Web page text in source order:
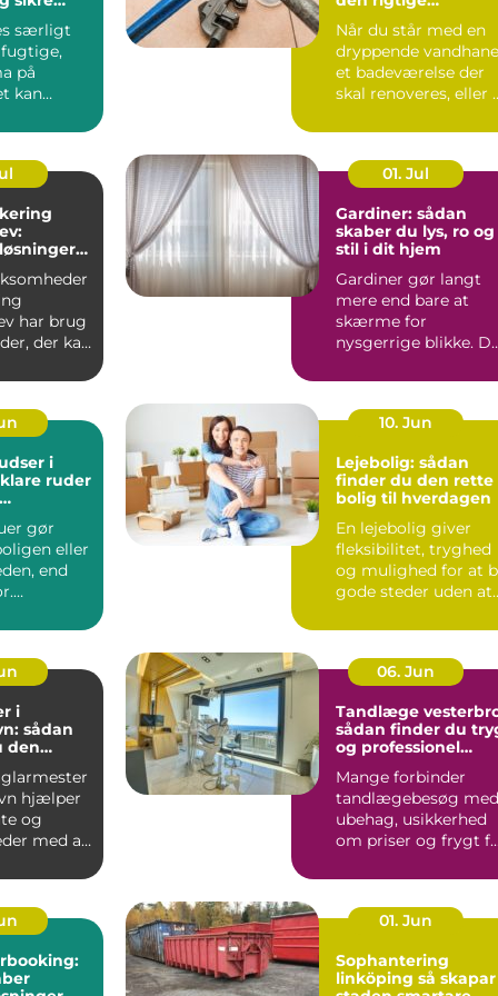
særligt
på
kan
Når du står med en
dryppende
et badeværelse der
skal renoveres, eller
har brug
der kan
01. Jul
Gardiner: sådan
skaber du lys, ro og
stil i dit hjem
Gardiner gør langt
mere end bare at
skærme for
nysgerrige blikke.
i
ruder
gør
eller
end
10. Jun
Lejebolig: sådan
finder du den rette
bolig til hverdagen
En lejebolig giver
fleksibilitet, tryghed
og mulighed for at
gode steder uden at
i
sådan
den
hjælper
og
med alt
06. Jun
Tandlæge
sådan finder du
og professionel
Mange forbinder
tandlægebesøg med
ubehag, usikkerhed
om priser og frygt for
spill...
01. Jun
Sophantering
linköping så skapar